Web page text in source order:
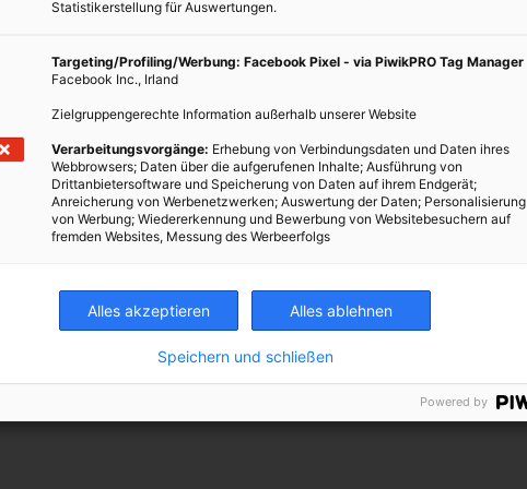
auf den WDVS-Fassaden – es haben sich Algen
von außen. Die Hersteller der Schutzschichten aus
oder Kunststoffplatten, die Mauerwerk imitieren bieten
sollen, aber auch diese nutzen nichts. Regenwasser wäscht
es schließlich in das Grundwasser. Nach ein paar Jahren ist die
Killeralgen, es grünt wieder auf den ungeschützten Flächen.
schlimmsten Fall sogar das Grundwasser vergiftet.
sind Schadensbilder zu sehen, die junge Architekten sich
zerfressene Holzkonstruktionen, aufgelöste Putz- und
Mauerziegel können nach wenigen Jahren hinter der
manchmal substanziellen Schaden aufkommt ist unklar. Die
Maßnahmen fordern und fördern haften jedenfalls nicht. Die
und Handwerker geschoben, die entweder falsch geplant
sollen.
Statistikerstellung für Auswertungen.
Targeting/Profiling/Werbung: Facebook Pixel - via PiwikPRO Tag Manager
Facebook Inc., Irland
Zielgruppengerechte Information außerhalb unserer Website
Verarbeitungsvorgänge: Erhebung von Verbindungsdaten und Daten ihres
Webbrowsers; Daten über die aufgerufenen Inhalte; Ausführung von
Drittanbietersoftware und Speicherung von Daten auf ihrem Endgerät;
Anreicherung von Werbenetzwerken; Auswertung der Daten; Personalisierung
von Werbung; Wiedererkennung und Bewerbung von Websitebesuchern auf
fremden Websites, Messung des Werbeerfolgs
Alles akzeptieren Alles ablehnen
Speichern und schließen
Powered by